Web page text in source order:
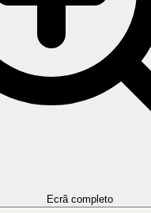
Ecrã completo